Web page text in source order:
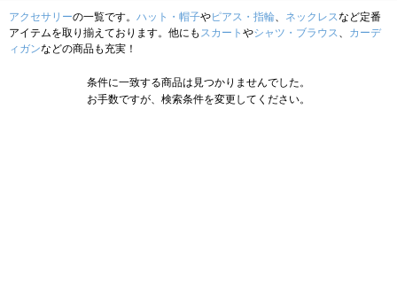
アクセサリーの一覧です。 ハット・帽子やピアス・指輪、 ネックレスなど定番
アイテムを取り揃えております。他にも スカート やシャツ・ブラウス、 カーデ
ィガンなどの商品も充実！
条件に一致する商品は見つかりませんでした。
お手数ですが、検索条件を変更してください。